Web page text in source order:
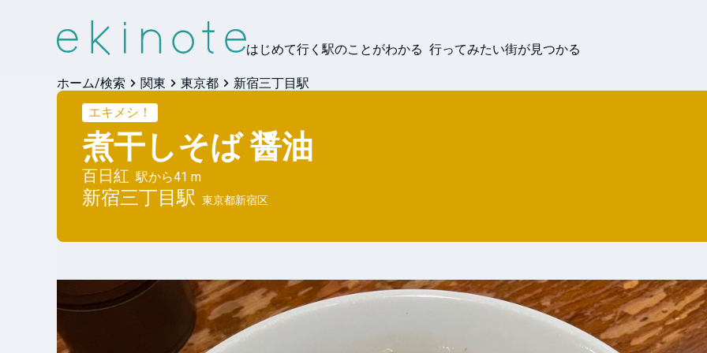
はじめて行く駅のことがわかる 行ってみたい街が見つかる
ホーム/検索 関東 東京都
新宿三丁目駅
エキメシ！
煮干しそば 醤油
百日紅 駅から41 m
新宿三丁目駅 東京都新宿区